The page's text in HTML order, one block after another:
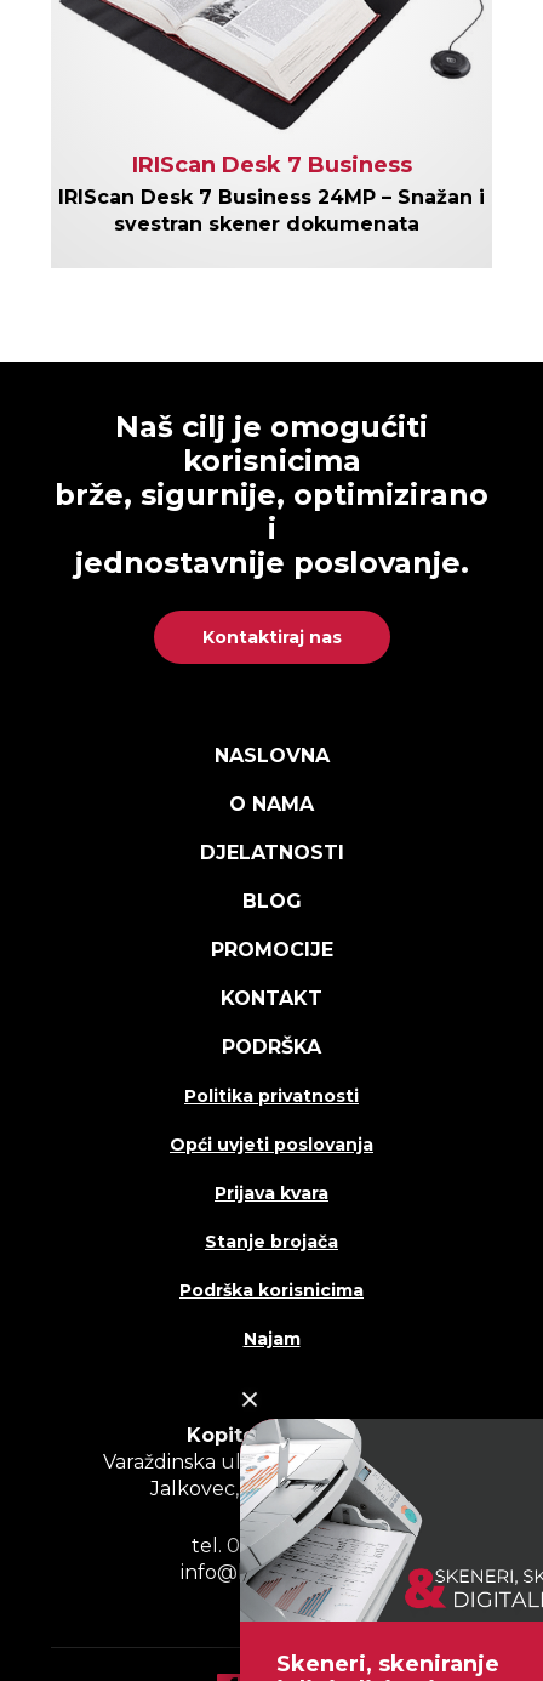
IRIScan Desk 7 Business
IRIScan Desk 7 Business 24MP – Snažan i
svestran skener dokumenata
Naš cilj je omogućiti
korisnicima
brže, sigurnije, optimizirano
i
jednostavnije poslovanje.
Kontaktiraj nas
NASLOVNA
O NAMA
DJELATNOSTI
BLOG
PROMOCIJE
KONTAKT
PODRŠKA
Politika privatnosti
Opći uvjeti poslovanja
Prijava kvara
Stanje brojača
Podrška korisnicima
Najam
Kopitehna d.o.o.
Varaždinska ulica – odvojak III, br. 2,
Jalkovec, 42000 Varaždin
tel. 042 200 400
info@kopitehna.hr
Skeneri, skeniranje